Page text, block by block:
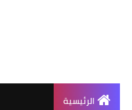
الرئيسية